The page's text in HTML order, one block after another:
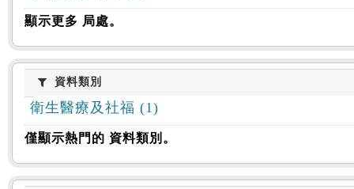
顯示更多 局處。
資料類別
資料類別
衛生醫療及社福 (1)
僅顯示熱門的 資料類別。